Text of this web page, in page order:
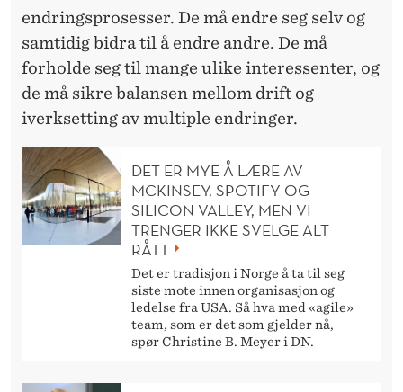
endringsprosesser. De må endre seg selv og
samtidig bidra til å endre andre. De må
forholde seg til mange ulike interessenter, og
de må sikre balansen mellom drift og
iverksetting av multiple endringer.
DET ER MYE Å LÆRE AV
MCKINSEY, SPOTIFY OG
SILICON VALLEY, MEN VI
TRENGER IKKE SVELGE ALT
RÅTT
Det er tradisjon i Norge å ta til seg
siste mote innen organisasjon og
ledelse fra USA. Så hva med «agile»
team, som er det som gjelder nå,
spør Christine B. Meyer i DN.